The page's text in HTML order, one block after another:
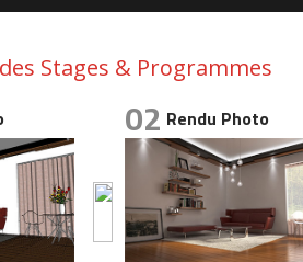
Stages & Programmes
02 Rendu Photo